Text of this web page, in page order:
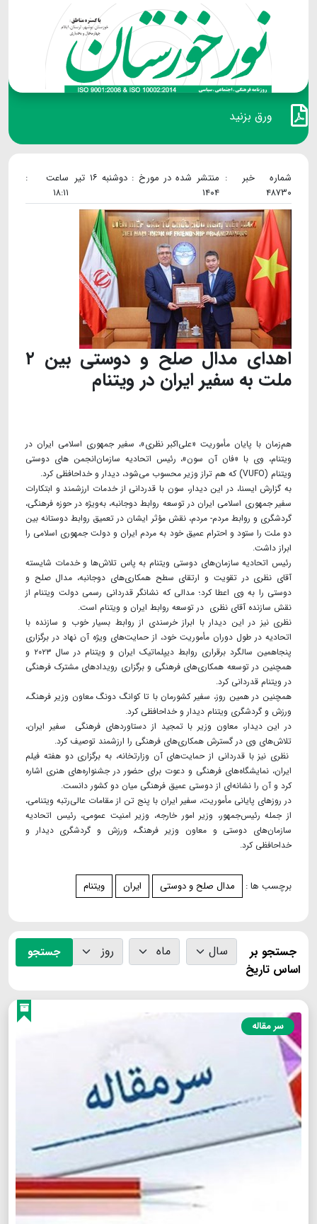
ورق بزنید
شماره خبر :
۴۸۷۳۰
منتشر شده در مورخ : دوشنبه ۱۶ تیر
۱۴۰۴
ساعت :
۱۸:۱۱
اهدای مدال صلح و دوستی بین ۲
ملت به سفیر ایران در ویتنام
هم‌زمان با پایان مأموریت «علی‌اکبر نظری»، سفیر جمهوری اسلامی ایران در
ویتنام، وی با «فان آن سون»، رئیس اتحادیه سازمان‌انجمن های دوستی
ویتنام (VUFO) که هم تراز وزیر محسوب می‌شود، دیدار و خداحافظی کرد.
به گزارش ایسنا، در این دیدار، سون با قدردانی از خدمات ارزشمند و ابتکارات
سفیر جمهوری اسلامی ایران در توسعه روابط دوجانبه، به‌ویژه در حوزه فرهنگی،
گردشگری و روابط مردم- مردم، نقش مؤثر ایشان در تعمیق روابط دوستانه بین
دو ملت را ستود و احترام عمیق خود به مردم ایران و دولت جمهوری اسلامی را
ابراز داشت.
رئیس اتحادیه سازمان‌های دوستی ویتنام به پاس تلاش‌ها و خدمات شایسته
آقای نظری در تقویت و ارتقای سطح همکاری‌های دوجانبه، مدال صلح و
دوستی را به وی اعطا کرد؛ مدالی که نشانگر قدردانی رسمی دولت ویتنام از
نقش سازنده آقای نظری در توسعه روابط ایران و ویتنام است.
نظری نیز در این دیدار با ابراز خرسندی از روابط بسیار خوب و سازنده با
اتحادیه در طول دوران مأموریت خود، از حمایت‌های ویژه آن نهاد در برگزاری
پنجاهمین سالگرد برقراری روابط دیپلماتیک ایران و ویتنام در سال ۲۰۲۳ و
همچنین در توسعه همکاری‌های فرهنگی و برگزاری رویدادهای مشترک فرهنگی
در ویتنام قدردانی کرد.
همچنین در همین روز، سفیر کشورمان با تا کوانگ دونگ معاون وزیر فرهنگ،
ورزش و گردشگری ویتنام دیدار و خداحافظی کرد.
در این دیدار، معاون وزیر با تمجید از دستاوردهای فرهنگی سفیر ایران،
تلاش‌های وی در گسترش همکاری‌های فرهنگی را ارزشمند توصیف کرد.
نظری نیز با قدردانی از حمایت‌های آن وزارتخانه، به برگزاری دو هفته فیلم
ایران، نمایشگاه‌های فرهنگی و دعوت برای حضور در جشنواره‌های هنری اشاره
کرد و آن را نشانه‌ای از دوستی عمیق فرهنگی میان دو کشور دانست.
در روزهای پایانی مأموریت، سفیر ایران با پنج تن از مقامات عالی‌رتبه ویتنامی،
از جمله رئیس‌جمهور، وزیر امور خارجه، وزیر امنیت عمومی، رئیس اتحادیه
سازمان‌های دوستی و معاون وزیر فرهنگ، ورزش و گردشگری دیدار و
خداحافظی کرد.
برچسب ها : مدال صلح و دوستی ایران ویتنام
جستجو بر
اساس تاریخ
جستجو
سر مقاله